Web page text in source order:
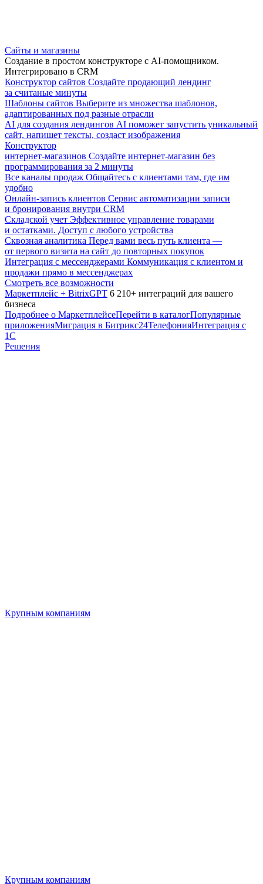
Сайты и магазины
Создание в простом конструкторе с AI-помощником.
Интегрировано в CRM
Конструктор сайтов Создайте продающий лендинг
за считаные минуты
Шаблоны сайтов Выберите из множества шаблонов,
адаптированных под разные отрасли
AI для создания лендингов AI поможет запустить уникальный
сайт, напишет тексты, создаст изображения
Конструктор
интернет-магазинов Создайте интернет-магазин без
программирования за 2 минуты
Все каналы продаж Общайтесь с клиентами там, где им
удобно
Онлайн-запись клиентов Сервис автоматизации записи
и бронирования внутри CRM
Складской учет Эффективное управление товарами
и остатками. Доступ с любого устройства
Сквозная аналитика Перед вами весь путь клиента —
от первого визита на сайт до повторных покупок
Интеграция с мессенджерами Коммуникация с клиентом и
продажи прямо в мессенджерах
Смотреть все возможности
Маркетплейс + BitrixGPT 6 210+ интеграций для вашего
бизнеса
Подробнее о МаркетплейсеПерейти в каталогПопулярные
приложенияМиграция в Битрикс24ТелефонияИнтеграция с
1С
Решения
Крупным компаниям
Крупным компаниям